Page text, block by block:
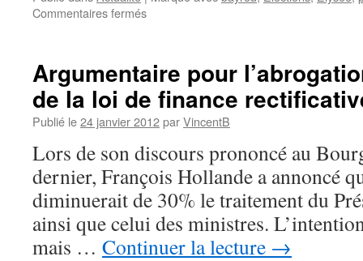
Commentaires fermés
raisons
de
voter
pour
François
Argumentaire pour
de la loi de finance
Publié le24 janvier 2012parVincentB
Lors de son discours prononcé au
dernier, François Hollande a annoncé
diminuerait de 30% le traitement du
ainsi que celui des ministres.
mais … Continuer la lecture →